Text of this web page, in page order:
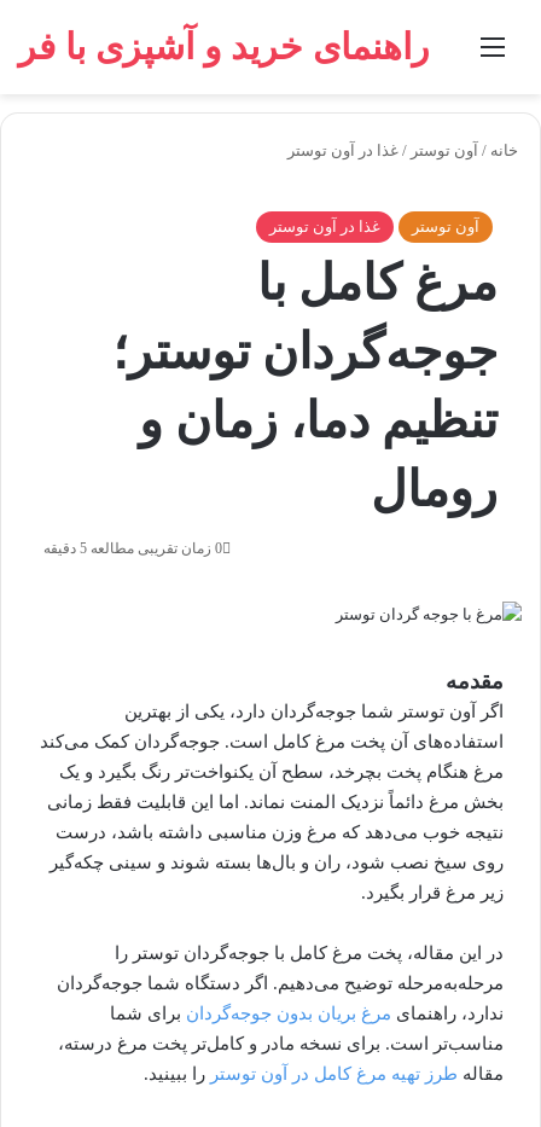
منو جستجو برای
راهنمای خرید و آشپزی با فر
خانه / آون توستر / غذا در آون توستر
آون توستر غذا در آون توستر
مرغ کامل با
جوجه‌گردان توستر؛
تنظیم دما، زمان و
رومال
0 زمان تقریبی مطالعه 5 دقیقه
مقدمه
اگر آون توستر شما جوجه‌گردان دارد، یکی از بهترین
استفاده‌های آن پخت مرغ کامل است. جوجه‌گردان کمک می‌کند
مرغ هنگام پخت بچرخد، سطح آن یکنواخت‌تر رنگ بگیرد و یک
بخش مرغ دائماً نزدیک المنت نماند. اما این قابلیت فقط زمانی
نتیجه خوب می‌دهد که مرغ وزن مناسبی داشته باشد، درست
روی سیخ نصب شود، ران و بال‌ها بسته شوند و سینی چکه‌گیر
زیر مرغ قرار بگیرد.
در این مقاله، پخت مرغ کامل با جوجه‌گردان توستر را
مرحله‌به‌مرحله توضیح می‌دهیم. اگر دستگاه شما جوجه‌گردان
ندارد، راهنمای مرغ بریان بدون جوجه‌گردان برای شما
مناسب‌تر است. برای نسخه مادر و کامل‌تر پخت مرغ درسته،
مقاله طرز تهیه مرغ کامل در آون توستر را ببینید.